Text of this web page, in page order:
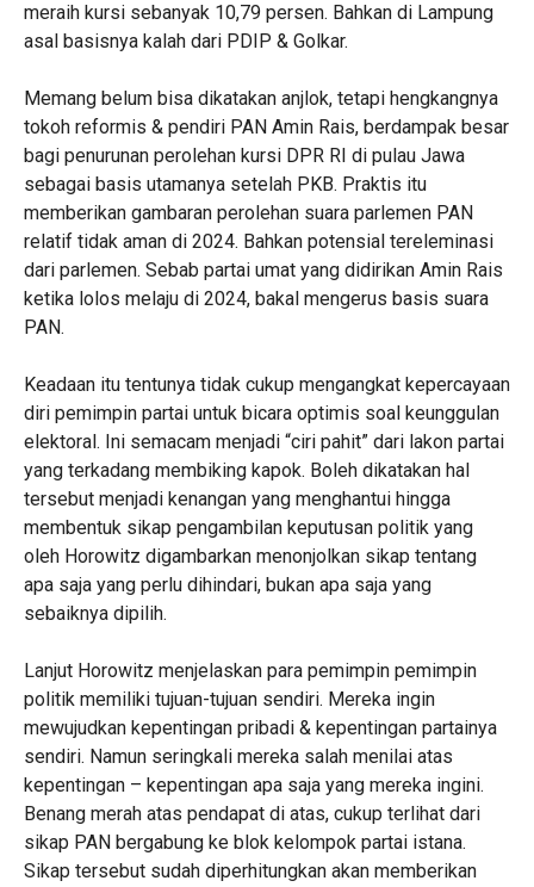
meraih kursi sebanyak 10,79 persen. Bahkan di Lampung
asal basisnya kalah dari PDIP & Golkar.
Memang belum bisa dikatakan anjlok, tetapi hengkangnya
tokoh reformis & pendiri PAN Amin Rais, berdampak besar
bagi penurunan perolehan kursi DPR RI di pulau Jawa
sebagai basis utamanya setelah PKB. Praktis itu
memberikan gambaran perolehan suara parlemen PAN
relatif tidak aman di 2024. Bahkan potensial tereleminasi
dari parlemen. Sebab partai umat yang didirikan Amin Rais
ketika lolos melaju di 2024, bakal mengerus basis suara
PAN.
Keadaan itu tentunya tidak cukup mengangkat kepercayaan
diri pemimpin partai untuk bicara optimis soal keunggulan
elektoral. Ini semacam menjadi “ciri pahit” dari lakon partai
yang terkadang membiking kapok. Boleh dikatakan hal
tersebut menjadi kenangan yang menghantui hingga
membentuk sikap pengambilan keputusan politik yang
oleh Horowitz digambarkan menonjolkan sikap tentang
apa saja yang perlu dihindari, bukan apa saja yang
sebaiknya dipilih.
Lanjut Horowitz menjelaskan para pemimpin pemimpin
politik memiliki tujuan-tujuan sendiri. Mereka ingin
mewujudkan kepentingan pribadi & kepentingan partainya
sendiri. Namun seringkali mereka salah menilai atas
kepentingan – kepentingan apa saja yang mereka ingini.
Benang merah atas pendapat di atas, cukup terlihat dari
sikap PAN bergabung ke blok kelompok partai istana.
Sikap tersebut sudah diperhitungkan akan memberikan